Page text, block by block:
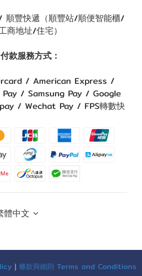
順豐快遞（順豐站/順便智能櫃/
商地址/住宅）
付款服務方式：
/ American Express /
/ Samsung Pay / Google
/ Wechat Pay / FPS轉數快
體中文
｜ 條款與細則 Terms and Conditions